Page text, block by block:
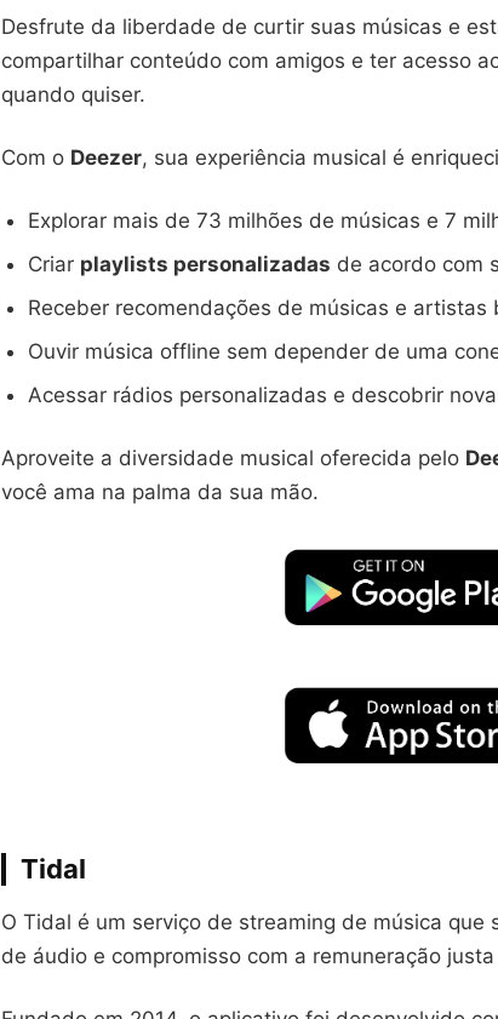
Desfrute da liberdade de curtir suas músicas e
compartilhar conteúdo com amigos e ter acesso
quando quiser.
Com o Deezer, sua experiência musical é
Explorar mais de 73 milhões de músicas e 7
Criar playlists personalizadas de acordo com
Receber recomendações de músicas e
Ouvir música offline sem depender de uma
Acessar rádios personalizadas e descobrir
Aproveite a diversidade musical oferecida pelo
você ama na palma da sua mão.
Tidal
O Tidal é um serviço de streaming de música
de áudio e compromisso com a remuneração